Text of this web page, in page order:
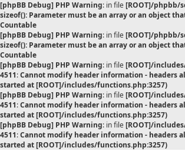
[phpBB Debug] PHP Warning: in file[ROOT]/phpbb/
sizeof(): Parameter must be an array or an object
Countable
[phpBB Debug] PHP Warning: in file[ROOT]/phpbb/
sizeof(): Parameter must be an array or an object
Countable
[phpBB Debug] PHP Warning: in file[ROOT]/
4511:Cannot modify header information - headers
started at [ROOT]/includes/functions.php:3257)
[phpBB Debug] PHP Warning: in file[ROOT]/
4511:Cannot modify header information - headers
started at [ROOT]/includes/functions.php:3257)
[phpBB Debug] PHP Warning: in file[ROOT]/
4511:Cannot modify header information - headers
started at [ROOT]/includes/functions.php:3257)